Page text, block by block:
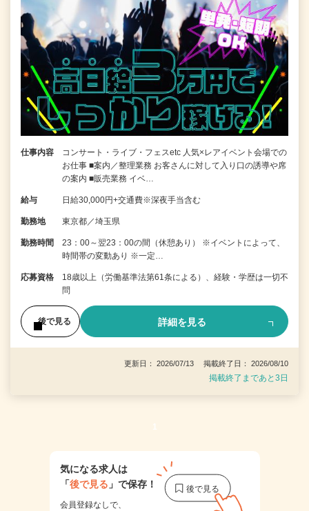
仕事内容
コンサート・ライブ・フェスetc 人気×レアイベント会場での
お仕事 ■案内／整理業務 お客さんに対して入り口の誘導や席
の案内 ■販売業務 イベ…
給与 日給30,000円+交通費※深夜手当含む
勤務地 東京都／埼玉県
勤務時間
23：00～翌23：00の間（休憩あり） ※イベントによって、
時間帯の変動あり ※一定…
応募資格
18歳以上（労働基準法第61条による）、経験・学歴は一切不
問
後で見る 詳細を見る
更新日： 2026/07/13 掲載終了日： 2026/08/10
掲載終了まであと3日
1
気になる求人は
「後で見る 」で保存！
会員登録なしで、